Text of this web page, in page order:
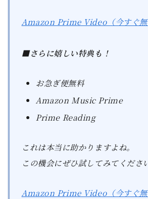
Amazon Prime Video（今すぐ無
■さらに嬉しい特典も！
お急ぎ便無料
Amazon Music Prime
Prime Reading
これは本当に助かりますよね。
この機会にぜひ試してみてくださ
Amazon Prime Video（今すぐ無